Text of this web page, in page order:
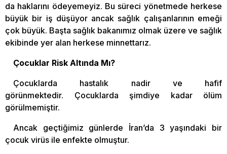
da haklarını ödeyemeyiz. Bu süreci yönetmede herkese
büyük bir iş düşüyor ancak sağlık çalışanlarının emeği
çok büyük. Başta sağlık bakanımız olmak üzere ve sağlık
ekibinde yer alan herkese minnettarız.
Çocuklar Risk Altında Mı?
Çocuklarda hastalık nadir ve hafif
görünmektedir. Çocuklarda şimdiye kadar ölüm
görülmemiştir.
Ancak geçtiğimiz günlerde İran’da 3 yaşındaki bir
çocuk virüs ile enfekte olmuştur.